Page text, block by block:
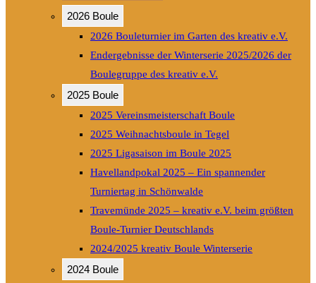
2026 Boule
2026 Bouleturnier im Garten des kreativ e.V.
Endergebnisse der Winterserie 2025/2026 der
Boulegruppe des kreativ e.V.
2025 Boule
2025 Vereinsmeisterschaft Boule
2025 Weihnachtsboule in Tegel
2025 Ligasaison im Boule 2025
Havellandpokal 2025 – Ein spannender
Turniertag in Schönwalde
Travemünde 2025 – kreativ e.V. beim größten
Boule-Turnier Deutschlands
2024/2025 kreativ Boule Winterserie
2024 Boule